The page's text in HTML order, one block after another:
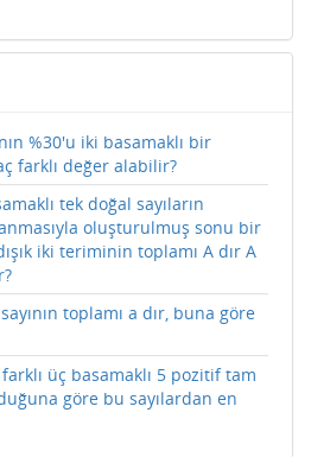
%30'u iki basamaklı bir
farklı değer alabilir?
tek doğal sayıların
oluşturulmuş sonu bir
iki teriminin toplamı A dır A
toplamı a dır, buna göre
üç basamaklı 5 pozitif tam
göre bu sayılardan en